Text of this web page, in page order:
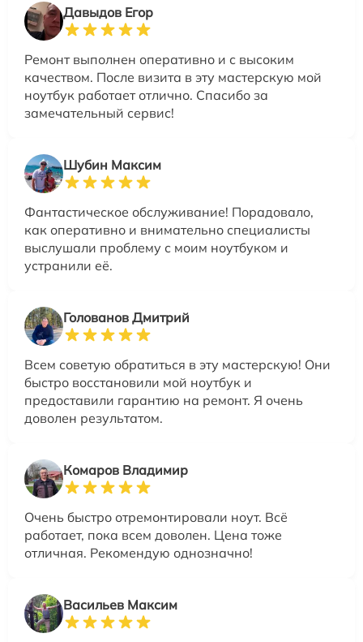
Давыдов Егор
Ремонт выполнен оперативно и с высоким
качеством. После визита в эту мастерскую мой
ноутбук работает отлично. Спасибо за
замечательный сервис!
Шубин Максим
Фантастическое обслуживание! Порадовало,
как оперативно и внимательно специалисты
выслушали проблему с моим ноутбуком и
устранили её.
Голованов Дмитрий
Всем советую обратиться в эту мастерскую! Они
быстро восстановили мой ноутбук и
предоставили гарантию на ремонт. Я очень
доволен результатом.
Комаров Владимир
Очень быстро отремонтировали ноут. Всё
работает, пока всем доволен. Цена тоже
отличная. Рекомендую однозначно!
Васильев Максим